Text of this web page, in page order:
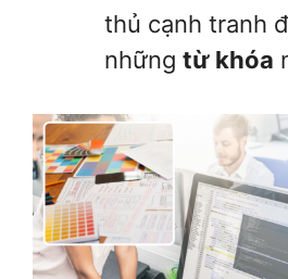
thủ cạnh tranh
những từ khóa